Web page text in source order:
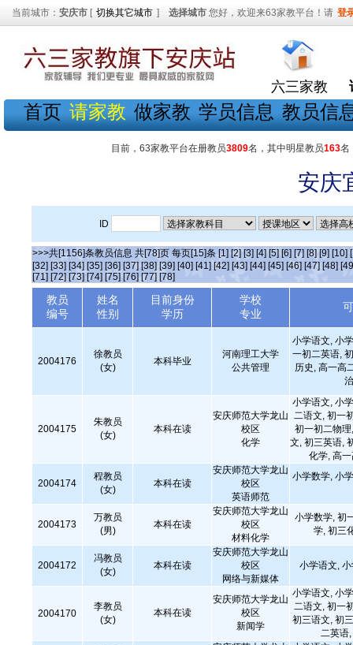
当前城市： 安庆市 [ 切换其它城市 ] 选择城市 您好，欢迎来63家教平台！请 登
六三家教
首页 请家教 做家教 学员信息 教员信
目前，63家教平台在册教员3809名，其中明星教员163名
安庆
ID
>>>共[1156]条教员信息 共[78]页 每页[15]条 [1] [2] [3] [4] [5] [6] [7] [8] [9] [10]
[32] [33] [34] [35] [36] [37] [38] [39] [40] [41] [42] [43] [44] [45] [46] [47] [48]
[71] [72] [73] [74] [75] [76] [77] [78]
教员
编号
姓名
性别
目前身份
学历
学校
专业
2004176
徐教员
(女)
本科毕业
河南理工大学
公共管理
小学语文, 小
一初二英语,
历史, 高一高
2004175
朱教员
(女)
本科在读
安庆师范大学龙山
校区
化学
小学语文, 小
二语文, 初一
初一初二物
文, 初三英语,
化学, 高
2004174
程教员
(女)
本科在读
安庆师范大学龙山
校区
英语师范
小学数学, 小
2004173
万教员
(男)
本科在读
安庆师范大学龙山
校区
材料化学
小学数学, 初
学, 初三
2004172
冯教员
(女)
本科在读
安庆师范大学龙山
校区
网络与新媒体
小学语文,
2004170
李教员
(女)
本科在读
安庆师范大学龙山
校区
新闻学
小学语文, 小
二语文, 初一
初三语文, 初
二英语